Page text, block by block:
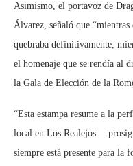
Asimismo, el portavoz de
Álvarez, señaló que
quebraba definitivamente,
el homenaje que se rendía al
la Gala de Elección de la
“Esta estampa resume a la
local en Los Realejos
siempre está presente para la